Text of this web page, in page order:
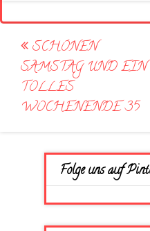
Post
navigation
SCHÖNEN
SAMSTAG UND EIN
TOLLES
WOCHENENDE 35
Folge uns auf